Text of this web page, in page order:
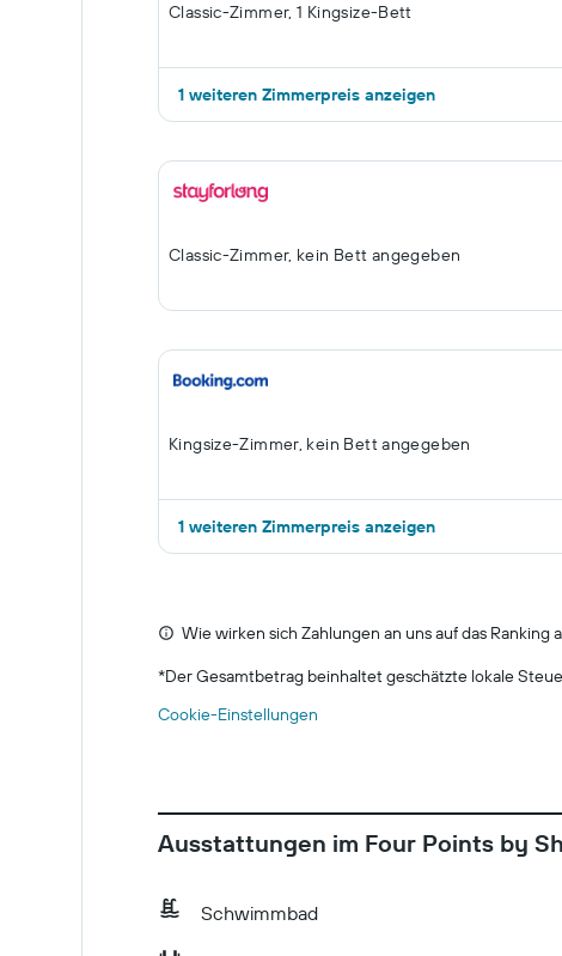
Classic-Zimmer, 1 Kingsize-Bett
1 weiteren Zimmerpreis anzeigen
Classic-Zimmer, kein Bett angegeben
Kingsize-Zimmer, kein Bett angegeben
1 weiteren Zimmerpreis anzeigen
Wie wirken sich Zahlungen an uns auf das Ranking
*Der Gesamtbetrag beinhaltet geschätzte lokale
Cookie-Einstellungen
Ausstattungen im Four Points by
Schwimmbad